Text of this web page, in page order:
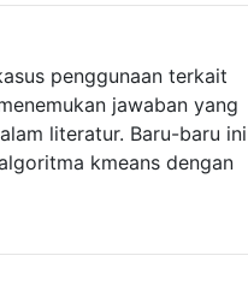
penggunaan terkait
jawaban yang
literatur. Baru-baru ini
kmeans dengan